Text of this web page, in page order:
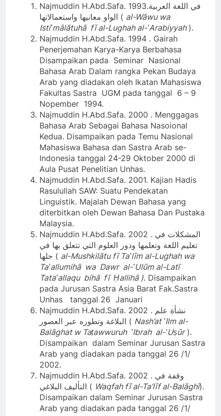
Najmuddin H.Abd.Safa. 1993.في اللغة العربية
الواو معانيها واستعمالاتها ( al-Wāwu wa
Istiʽmālātuhā fī al-Lughah al-ʽArabiyyah ).
Najmuddin H.Abd.Safa. 1994 . Gairah
Penerjemahan Karya-Karya Berbahasa
Disampaikan pada Seminar Nasional
Bahasa Arab Dalam rangka Pekan Budaya
Arab yang diadakan oleh Ikatan Mahasiswa
Fakultas Sastra UGM pada tanggal 6 – 9
Nopember 1994.
Najmuddin H.Abd.Safa. 2000 . Menggagas
Bahasa Arab Sebagai Bahasa Nasoional
Kedua. Disampaikan pada Temu Nasional
Mahasiswa Bahasa dan Sastra Arab se-
Indonesia tanggal 24-29 Oktober 2000 di
Aula Pusat Penelitian Unhas.
Najmuddin H.Abd.Safa. 2001. Kajian Hadis
Rasulullah SAW: Suatu Pendekatan
Linguistik. Majalah Dewan Bahasa yang
diterbitkan oleh Dewan Bahasa Dan Pustaka
Malaysia.
Najmuddin H.Abd.Safa. 2002 . المشكلات في
تعليم اللغة وتعلمها ودور العلوم التي تتعلق بها في
حلها ( al-Mushkilātu fī Taʽlīm al-Lughah wa
Taʽallumihā wa Dawr al-ʽUlūm al-Latī
Tataʽallaqu bihā fī Ḥallihā ). Disampaikan
pada Jurusan Sastra Asia Barat Fak.Sastra
Unhas tanggal 26 Januari
Najmuddin H.Abd.Safa. 2002 . نشأة علم
البلاغة وتطوره عبر العصور ( Nash’at ʽIlm al-
Balāghat w Taṭawwuruh ʽIbrah al-ʽUṣūr).
Disampaikan dalam Seminar Jurusan Sastra
Arab yang diadakan pada tanggal 26 /1/
2002.
Najmuddin H.Abd.Safa. 2002 . وقفة في
التأليف البلاغي ( Waqfah fī al-Ta’līf al-Balāghī).
Disampaikan dalam Seminar Jurusan Sastra
Arab yang diadakan pada tanggal 26 /1/